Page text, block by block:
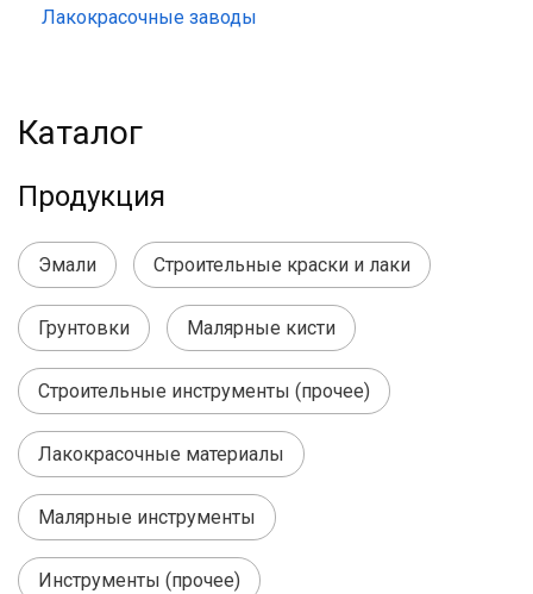
Лакокрасочные заводы
Каталог
Продукция
Эмали Строительные краски и лаки
Грунтовки Малярные кисти
Строительные инструменты (прочее)
Лакокрасочные материалы
Малярные инструменты
Инструменты (прочее)